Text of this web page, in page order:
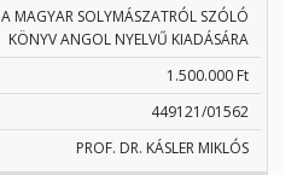
A MAGYAR SOLYMÁSZATRÓL SZÓLÓ
KÖNYV ANGOL NYELVŰ KIADÁSÁRA
1.500.000 Ft
449121/01562
PROF. DR. KÁSLER MIKLÓS